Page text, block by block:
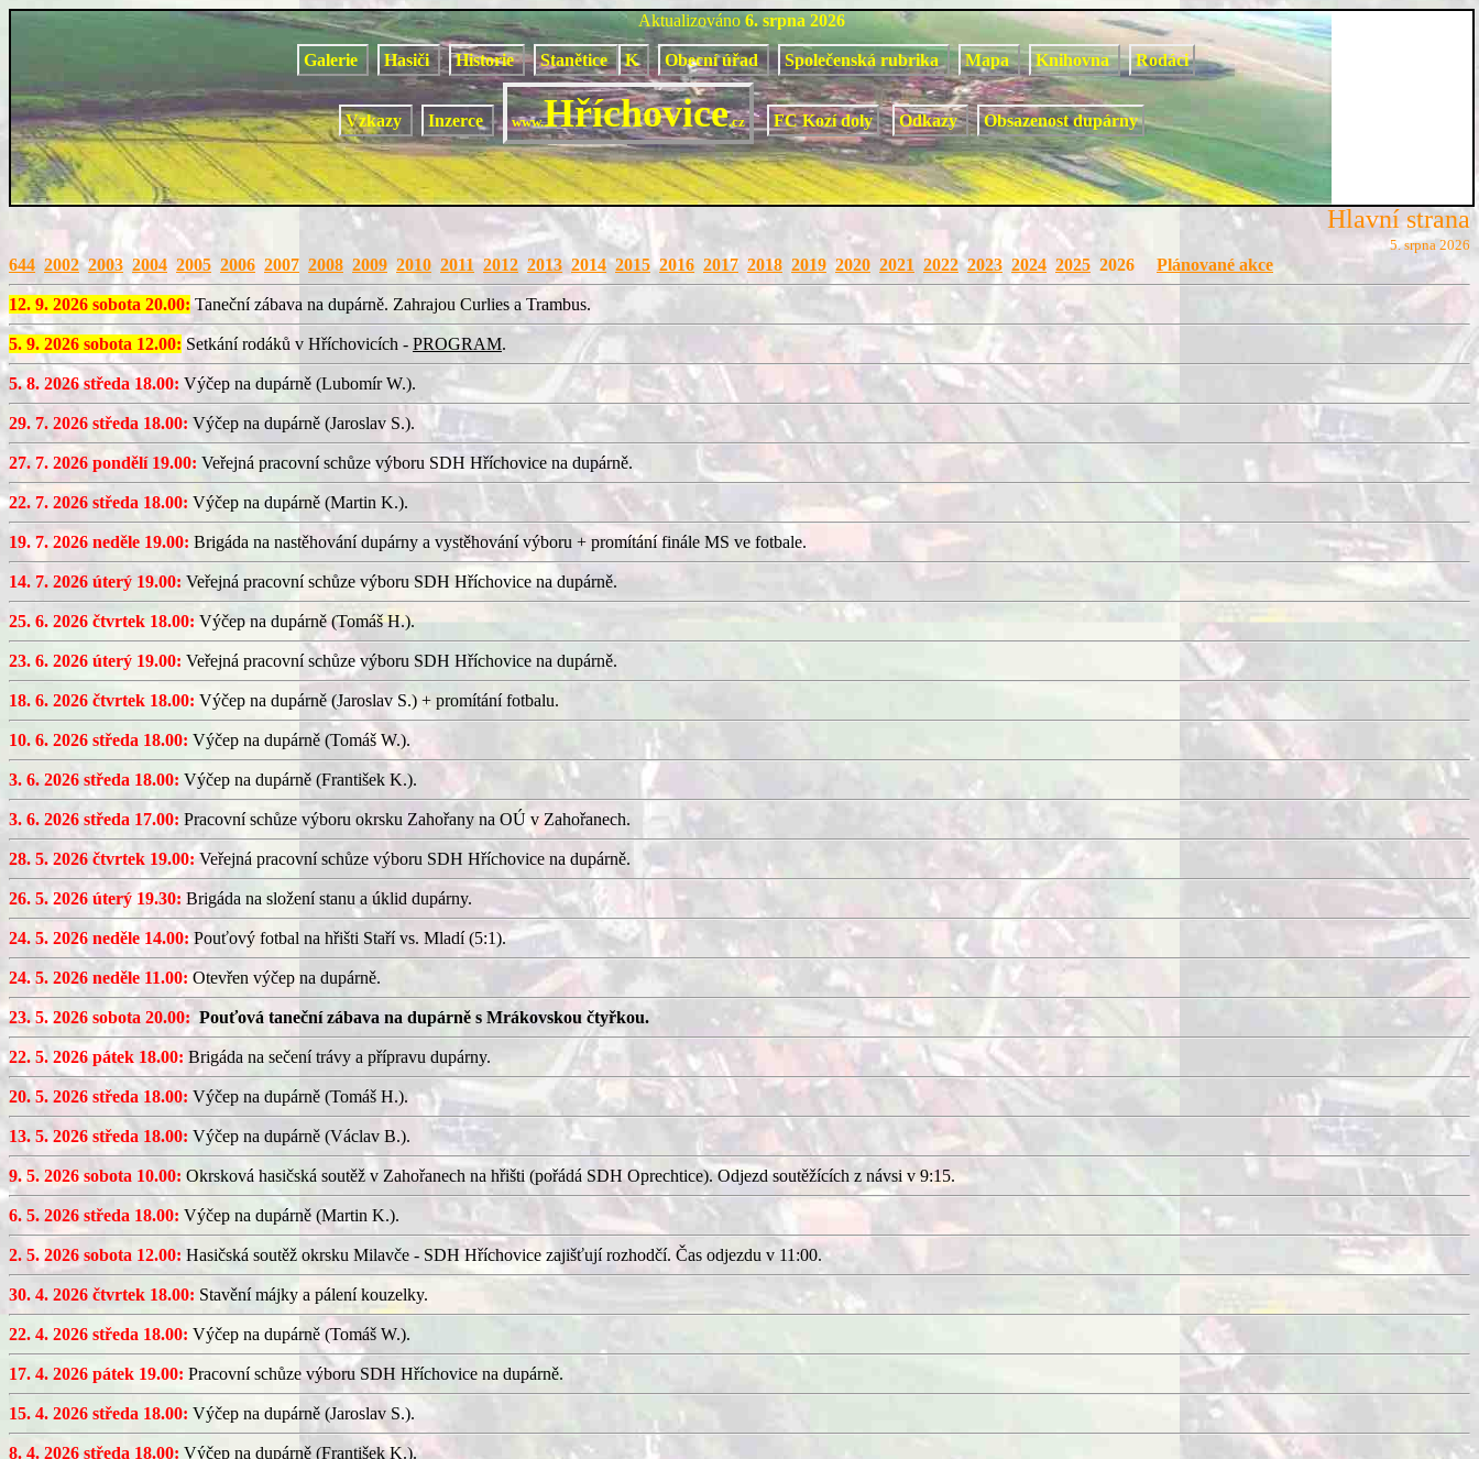
Aktualizováno 6. srpna 2026
Galerie Hasiči Historie Stanětice K Obecní úřad Společenská rubrika Mapa Knihovna Rodáci
Vzkazy Inzerce www.Hříchovice.cz FC Kozí doly Odkazy Obsazenost dupárny
Hlavní strana
5. srpna 2026
644 2002 2003 2004 2005 2006 2007 2008 2009 2010 2011 2012 2013 2014 2015 2016 2017 2018 2019 2020 2021 2022 2023 2024 2025 2026 Plánované akce
12. 9. 2026 sobota 20.00:Taneční zábava na dupárně. Zahrajou Curlies a Trambus.
5. 9. 2026 sobota 12.00: Setkání rodáků v Hříchovicích - PROGRAM.
5. 8. 2026 středa 18.00: Výčep na dupárně (Lubomír W.).
29. 7. 2026 středa 18.00: Výčep na dupárně (Jaroslav S.).
27. 7. 2026 pondělí 19.00: Veřejná pracovní schůze výboru SDH Hříchovice na dupárně.
22. 7. 2026 středa 18.00: Výčep na dupárně (Martin K.).
19. 7. 2026 neděle 19.00: Brigáda na nastěhování dupárny a vystěhování výboru + promítání finále MS ve fotbale.
14. 7. 2026 úterý 19.00: Veřejná pracovní schůze výboru SDH Hříchovice na dupárně.
25. 6. 2026 čtvrtek 18.00: Výčep na dupárně (Tomáš H.).
23. 6. 2026 úterý 19.00: Veřejná pracovní schůze výboru SDH Hříchovice na dupárně.
18. 6. 2026 čtvrtek 18.00: Výčep na dupárně (Jaroslav S.) + promítání fotbalu.
10. 6. 2026 středa 18.00: Výčep na dupárně (Tomáš W.).
3. 6. 2026 středa 18.00: Výčep na dupárně (František K.).
3. 6. 2026 středa 17.00: Pracovní schůze výboru okrsku Zahořany na OÚ v Zahořanech.
28. 5. 2026 čtvrtek 19.00:Veřejná pracovní schůze výboru SDH Hříchovice na dupárně.
26. 5. 2026 úterý 19.30: Brigáda na složení stanu a úklid dupárny.
24. 5. 2026 neděle 14.00:Pouťový fotbal na hřišti Staří vs. Mladí (5:1).
24. 5. 2026 neděle 11.00: Otevřen výčep na dupárně.
23. 5. 2026 sobota 20.00: Pouťová taneční zábava na dupárně s Mrákovskou čtyřkou.
22. 5. 2026 pátek 18.00: Brigáda na sečení trávy a přípravu dupárny.
20. 5. 2026 středa 18.00: Výčep na dupárně (Tomáš H.).
13. 5. 2026 středa 18.00: Výčep na dupárně (Václav B.).
9. 5. 2026 sobota 10.00: Okrsková hasičská soutěž v Zahořanech na hřišti (pořádá SDH Oprechtice). Odjezd soutěžících z návsi v 9:15.
6. 5. 2026 středa 18.00: Výčep na dupárně (Martin K.).
2. 5. 2026 sobota 12.00: Hasičská soutěž okrsku Milavče - SDH Hříchovice zajišťují rozhodčí. Čas odjezdu v 11:00.
30. 4. 2026 čtvrtek 18.00: Stavění májky a pálení kouzelky.
22. 4. 2026 středa 18.00: Výčep na dupárně (Tomáš W.).
17. 4. 2026 pátek 19.00: Pracovní schůze výboru SDH Hříchovice na dupárně.
15. 4. 2026 středa 18.00: Výčep na dupárně (Jaroslav S.).
8. 4. 2026 středa 18.00: Výčep na dupárně (František K.).